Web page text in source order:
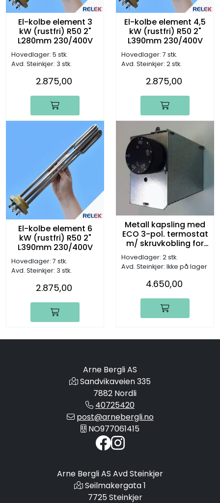
El-kolbe element 3
kW (rustfri) R50 2"
L280mm 230/400V
Hovedlager: 5 stk.
Avd. Steinkjer: 3 stk.
2.875,00
El-kolbe element 4,5
kW (rustfri) R50 2"
L390mm 230/400V
Hovedlager: 7 stk.
Avd. Steinkjer: 2 stk.
2.875,00
El-kolbe element 6
kW (rustfri) R50 2"
L390mm 230/400V
Hovedlager: 7 stk.
Avd. Steinkjer: 3 stk.
2.875,00
Metall kapsling med
ECO 3-pol. termostat
m/ skruvkobling for
TIDA200,300 og 500
Hovedlager: 2 stk.
Avd. Steinkjer: Ikke på lager
4.650,00
Arne Bergli AS
Sandvikaveien 335
7882 Nordli
40725420
post@arnebergli.no
NO977061415
Arne Bergli AS Avd Steinkjer
Seilmakergata 1
7725 Steinkjer